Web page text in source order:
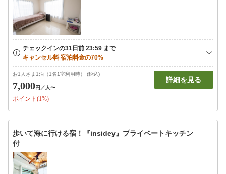
お1人さま1泊（1名1室利用時） (税込)
7,000円 ／人〜
ポイント(1%)
詳細を見る
歩いて海に行ける宿！『insidey』プライベートキッチン
付